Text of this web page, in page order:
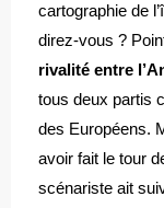
cartographie de
direz-vous ?
rivalité entre
tous deux partis
des Européens.
avoir fait le tour
scénariste ait